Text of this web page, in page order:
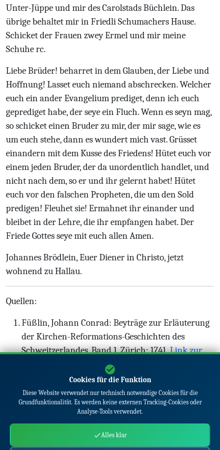
Unter-Jüppe und mir des Carolstads Büchlein. Das
übrige behaltet mir in Friedli Schumachers Hause.
Schicket der Frauen zwey Ermel und mir meine
Schuhe rc.
Liebe Brüder! beharret in dem Glauben, der Liebe und
Hoffnung! Lasset euch niemand abschrecken. Welcher
euch ein ander Evangelium prediget, denn ich euch
geprediget habe, der seye ein Fluch. Wenn es seyn mag,
so schicket einen Bruder zu mir, der mir sage, wie es
um euch stehe, dann es wundert mich vast. Grüsset
einandern mit dem Kusse des Friedens! Hütet euch vor
einem jeden Bruder, der da unordentlich handlet, und
nicht nach dem, so er und ihr gelernt habet! Hütet
euch vor den falschen Propheten, die um den Sold
predigen! Fleuhet sie! Ermahnet ihr einander und
bleibet in der Lehre, die ihr empfangen habet. Der
Friede Gottes seye mit euch allen Amen.
Johannes Brödlein, Euer Diener in Christo, jetzt
wohnend zu Hallau.
Quellen:
Füßlin, Johann Conrad: Beyträge zur Erläuterung
der Kirchen-Reformations-Geschichten des
Schweitzerlandes, Band 1, Zürich: 1741.Link zur
www.maertyrerspiegel.de
Cookies für die Funktion
Diese Website verwendet nur technisch notwendige Cookies für die
Grundfunktionalität. Es werden keine externen Tracking-Cookies oder
Analyse-Tools verwendet.
Alles klar